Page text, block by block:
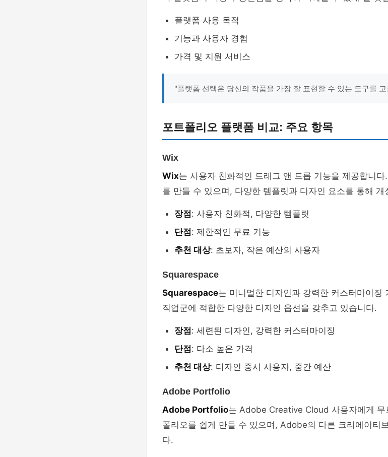
플랫폼 사용 목적
기능과 사용자 경험
가격 및 지원 서비스
"플랫폼 선택은 당신의 작품을 가장 잘 표현할 수 있는 도구를
포트폴리오 플랫폼 비교: 주요 항목
Wix
Wix는 사용자 친화적인 드래그 앤 드롭 기능을 제공합니
를 만들 수 있으며, 다양한 템플릿과 디자인 요소를 통해
장점: 사용자 친화적, 다양한 템플릿
단점: 제한적인 무료 기능
추천 대상: 초보자, 작은 예산의 사용자
Squarespace
Squarespace는 미니멀한 디자인과 강력한 커스터마이징
직업군에 적합한 다양한 디자인 옵션을 갖추고 있습니다.
장점: 세련된 디자인, 강력한 커스터마이징
단점: 다소 높은 가격
추천 대상: 디자인 중시 사용자, 중간 예산
Adobe Portfolio
Adobe Portfolio는 Adobe Creative Cloud 사용자에게 무
폴리오를 쉽게 만들 수 있으며, Adobe의 다른 크리에이티
다.